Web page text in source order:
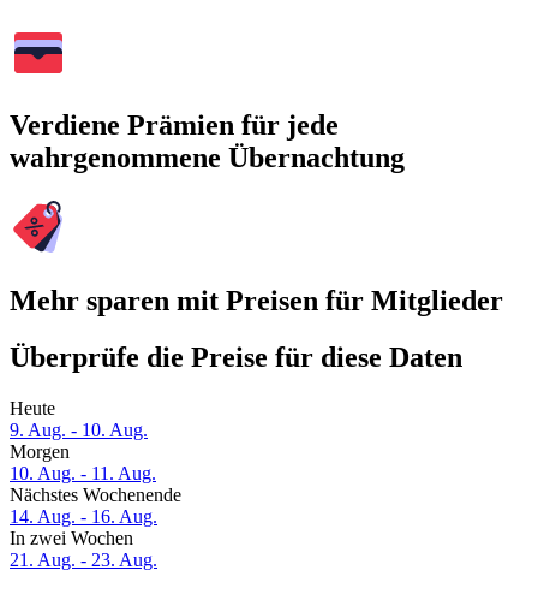
Verdiene Prämien für jede
wahrgenommene Übernachtung
Mehr sparen mit Preisen für Mitglieder
Überprüfe die Preise für diese Daten
Heute
9. Aug. - 10. Aug.
Morgen
10. Aug. - 11. Aug.
Nächstes Wochenende
14. Aug. - 16. Aug.
In zwei Wochen
21. Aug. - 23. Aug.